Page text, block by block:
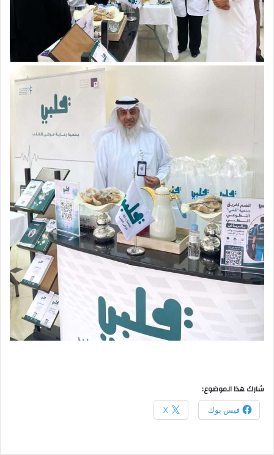
شارك هذا الموضوع:
فيس بوك X